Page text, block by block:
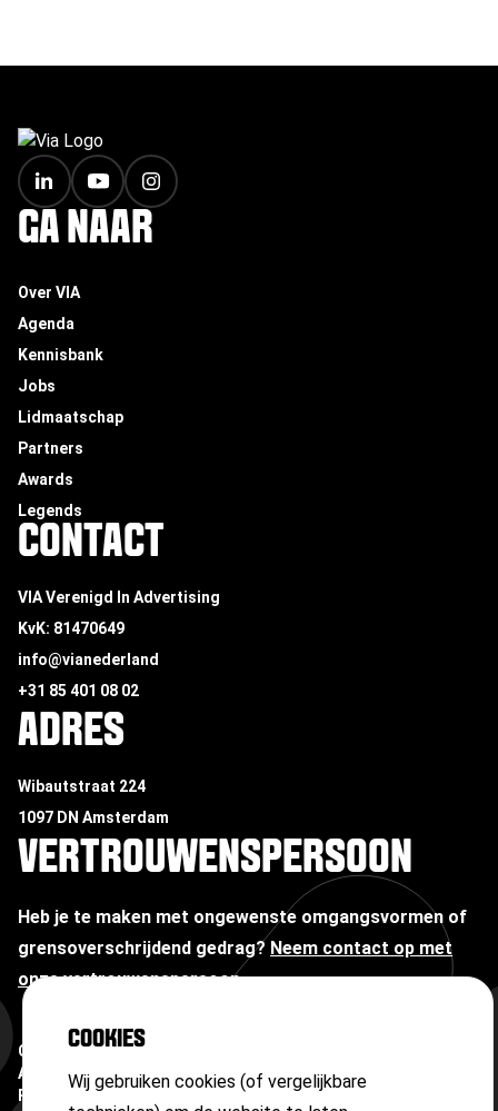
COOKIES
Wij gebruiken cookies (of vergelijkbare
FOOTER
GA NAAR
Over VIA
Agenda
Kennisbank
Jobs
Lidmaatschap
Partners
Awards
Legends
CONTACT
VIA Verenigd In Advertising
KvK: 81470649
info@vianederland
+31 85 401 08 02
ADRES
Wibautstraat 224
1097 DN Amsterdam
VERTROUWENSPERSOON
Heb je te maken met ongewenste omgangsvormen of
grensoverschrijdend gedrag? Neem contact op met
onze vertrouwenspersoon
Copyright ©2026
Algemene voorwaarden
Privacyverklaring